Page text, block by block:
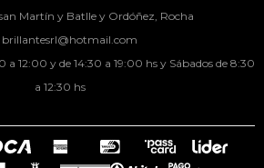
Martín y Batlle y Ordóñez, Rocha
brillantesrl@hotmail.com
a 12:00 y de 14:30 a 19:00 hs y Sábados de 8:30
a 12:30 hs